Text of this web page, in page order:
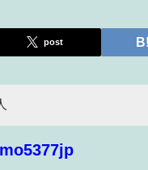
post